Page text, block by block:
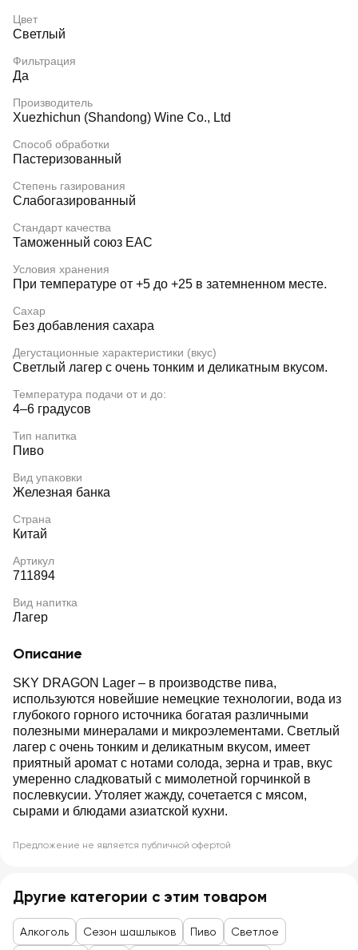
Цвет
Светлый
Фильтрация
Да
Производитель
Xuezhichun (Shandong) Wine Co., Ltd
Способ обработки
Пастеризованный
Степень газирования
Слабогазированный
Стандарт качества
Таможенный союз EAC
Условия хранения
При температуре от +5 до +25 в затемненном месте.
Сахар
Без добавления сахара
Дегустационные характеристики (вкус)
Светлый лагер с очень тонким и деликатным вкусом.
Температура подачи от и до:
4–6 градусов
Тип напитка
Пиво
Вид упаковки
Железная банка
Страна
Китай
Артикул
711894
Вид напитка
Лагер
Описание
SKY DRAGON Lager – в производстве пива,
используются новейшие немецкие технологии, вода из
глубокого горного источника богатая различными
полезными минералами и микроэлементами. Светлый
лагер с очень тонким и деликатным вкусом, имеет
приятный аромат с нотами солода, зерна и трав, вкус
умеренно сладковатый с мимолетной горчинкой в
послевкусии. Утоляет жажду, сочетается с мясом,
сырами и блюдами азиатской кухни.
Предложение не является публичной офертой
Другие категории с этим товаром
Алкоголь Сезон шашлыков Пиво Светлое